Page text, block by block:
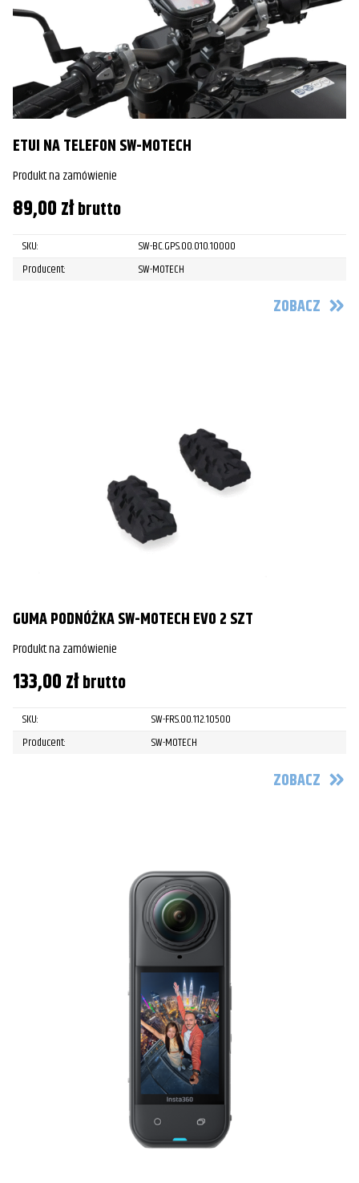
ETUI NA TELEFON SW-MOTECH
Produkt na zamówienie
89,00złbrutto
SKU:
SW-BC.GPS.00.010.10000
Producent:
SW-MOTECH
ZOBACZ
GUMA PODNÓŻKA SW-MOTECH EVO 2 SZT
Produkt na zamówienie
133,00złbrutto
SKU:
SW-FRS.00.112.10500
Producent:
SW-MOTECH
ZOBACZ